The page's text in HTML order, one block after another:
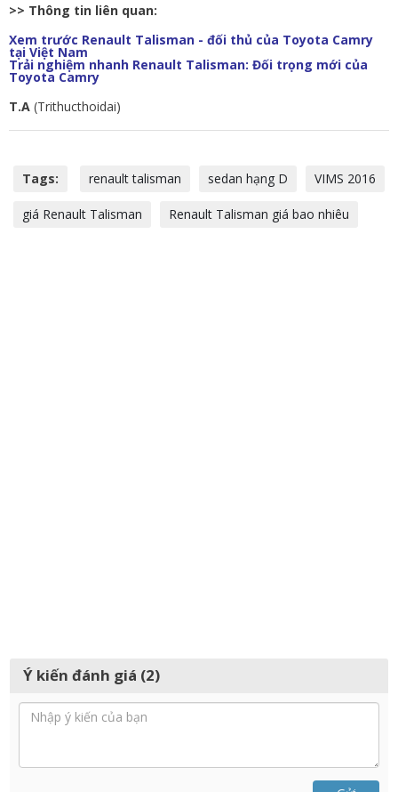
>> Thông tin liên quan:
Xem trước Renault Talisman - đối thủ của Toyota Camry
tại Việt Nam
Trải nghiệm nhanh Renault Talisman: Đối trọng mới của
Toyota Camry
T.A (Trithucthoidai)
Tags: renault talisman sedan hạng D VIMS 2016
giá Renault Talisman Renault Talisman giá bao nhiêu
Ý kiến đánh giá (2)